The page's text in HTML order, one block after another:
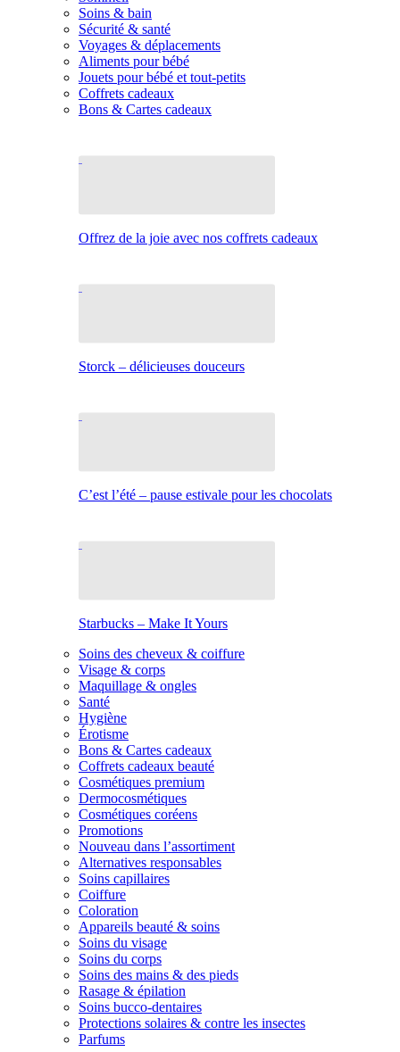
Soins & bain
Sécurité & santé
Voyages & déplacements
Aliments pour bébé
Jouets pour bébé et tout-petits
Coffrets cadeaux
Bons & Cartes cadeaux
Offrez de la joie avec nos coffrets cadeaux
Storck – délicieuses douceurs
C’est l’été – pause estivale pour les chocolats
Starbucks – Make It Yours
Soins des cheveux & coiffure
Visage & corps
Maquillage & ongles
Santé
Hygiène
Érotisme
Bons & Cartes cadeaux
Coffrets cadeaux beauté
Cosmétiques premium
Dermocosmétiques
Cosmétiques coréens
Promotions
Nouveau dans l’assortiment
Alternatives responsables
Soins capillaires
Coiffure
Coloration
Appareils beauté & soins
Soins du visage
Soins du corps
Soins des mains & des pieds
Rasage & épilation
Soins bucco-dentaires
Protections solaires & contre les insectes
Parfums